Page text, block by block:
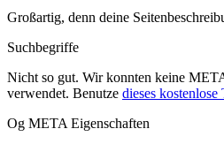
Großartig, denn deine
Suchbegriffe
Nicht so gut. Wir konnten keine
verwendet. Benutze dieses kostenlose
Og META Eigenschaften